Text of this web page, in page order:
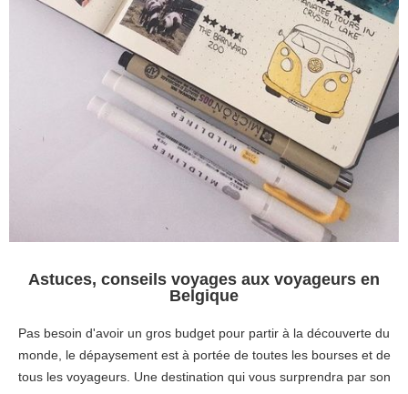
Astuces, conseils voyages aux voyageurs en
Belgique
Pas besoin d'avoir un gros budget pour partir à la découverte du
monde, le dépaysement est à portée de toutes les bourses et de
tous les voyageurs. Une destination qui vous surprendra par son